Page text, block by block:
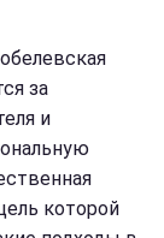
за
и
которой